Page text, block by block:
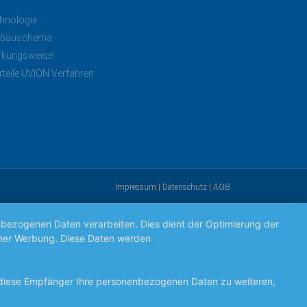
UVION Verfahren
Impressum Datenschutz AGB
Daten verarbeiten. Dies dient der Optimierung der
Werbung. Diese Daten werden
Empfänger Ihre personenbezogenen Daten zu weiteren,